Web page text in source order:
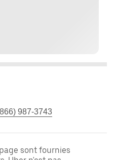
987-3743
sont fournies